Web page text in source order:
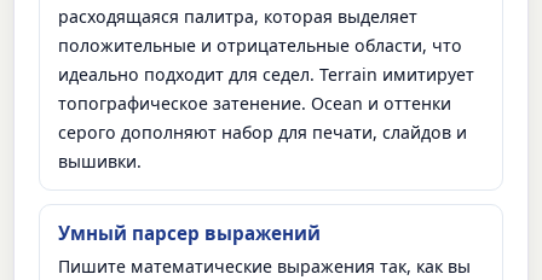
расходящаяся палитра, которая выделяет
положительные и отрицательные области, что
идеально подходит для седел. Terrain имитирует
топографическое затенение. Ocean и оттенки
серого дополняют набор для печати, слайдов и
вышивки.
Умный парсер выражений
Пишите математические выражения так, как вы